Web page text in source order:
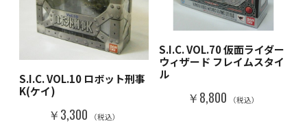
S.I.C. VOL.10 ロボット刑事
K(ケイ)
￥3,300 （税込）
S.I.C. VOL.70 仮面ライダー
ウィザード フレイムスタイ
ル
￥8,800 （税込）